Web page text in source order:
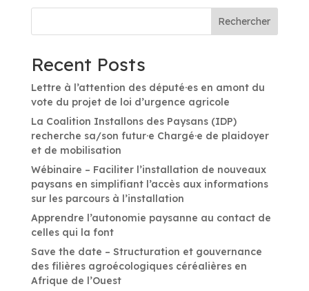
Rechercher
Recent Posts
Lettre à l’attention des député·es en amont du
vote du projet de loi d’urgence agricole
La Coalition Installons des Paysans (IDP)
recherche sa/son futur·e Chargé·e de plaidoyer
et de mobilisation
Wébinaire – Faciliter l’installation de nouveaux
paysans en simplifiant l’accès aux informations
sur les parcours à l’installation
Apprendre l’autonomie paysanne au contact de
celles qui la font
Save the date – Structuration et gouvernance
des filières agroécologiques céréalières en
Afrique de l’Ouest